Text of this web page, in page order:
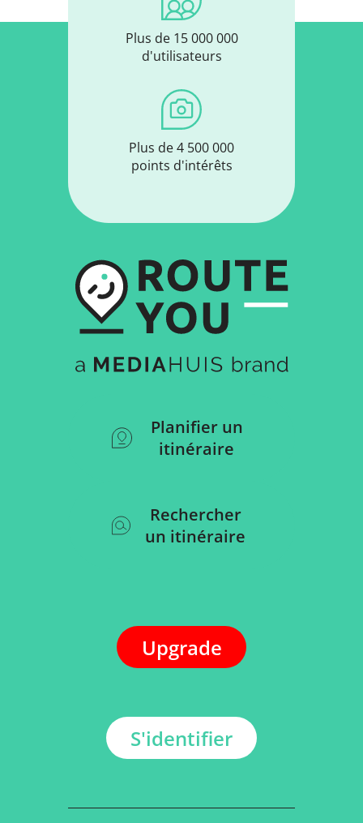
Plus de 15 000 000
d'utilisateurs
Plus de 4 500 000
points d'intérêts
Planifier un
itinéraire
Rechercher
un itinéraire
Upgrade
S'identifier